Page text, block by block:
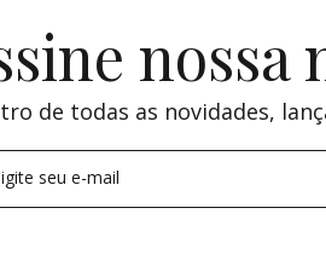
nossa
de todas as novidades,
seu e-mail